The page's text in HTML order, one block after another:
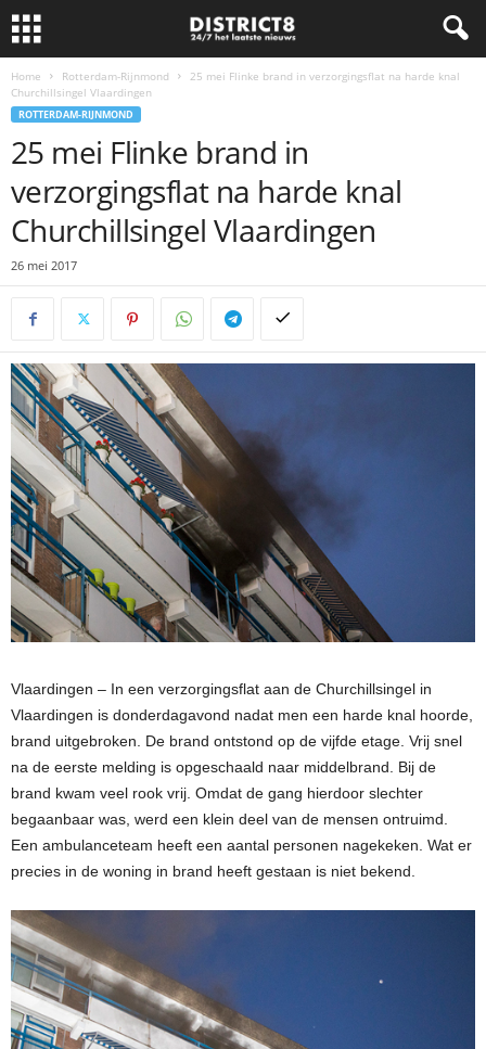
Home Rotterdam-Rijnmond
25 mei Flinke brand in verzorgingsflat na harde knal
Churchillsingel Vlaardingen
ROTTERDAM-RIJNMOND
25 mei Flinke brand in
verzorgingsflat na harde knal
Churchillsingel Vlaardingen
26 mei 2017
Vlaardingen – In een verzorgingsflat aan de Churchillsingel in
Vlaardingen is donderdagavond nadat men een harde knal hoorde,
brand uitgebroken. De brand ontstond op de vijfde etage. Vrij snel
na de eerste melding is opgeschaald naar middelbrand. Bij de
brand kwam veel rook vrij. Omdat de gang hierdoor slechter
begaanbaar was, werd een klein deel van de mensen ontruimd.
Een ambulanceteam heeft een aantal personen nagekeken. Wat er
precies in de woning in brand heeft gestaan is niet bekend.